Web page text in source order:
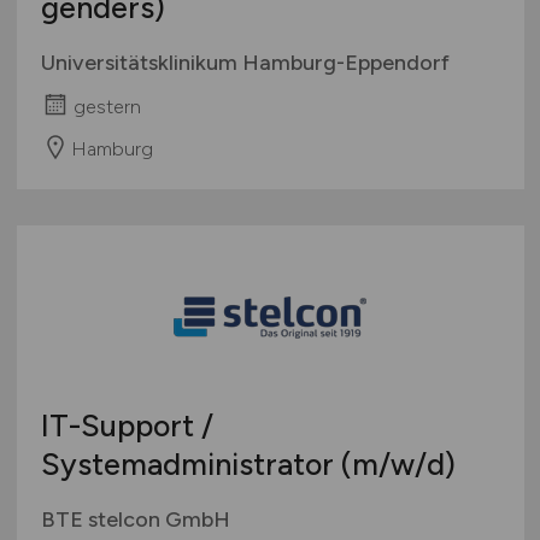
genders)
Universitätsklinikum Hamburg-Eppendorf
gestern
Hamburg
IT-Support /
Systemadministrator (m/w/d)
BTE stelcon GmbH